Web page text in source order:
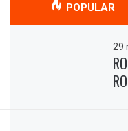
POPULAR
29